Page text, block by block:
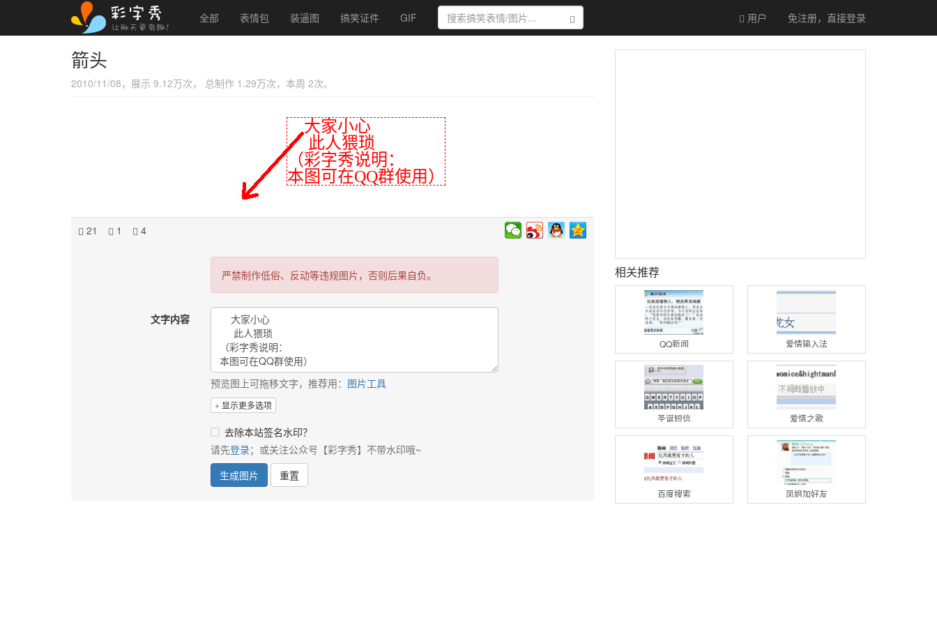
全部 表情包 装逼图 搞笑证件 GIF 搜索 用户 免注册，直接登录
箭头
2010/11/08，展示 9.12万次， 总制作 1.29万次，本周 2次。
21 1 4
严禁制作低俗、反动等违规图片，否则后果自负。
文字内容
预览图上可拖移文字，推荐用： 图片工具
显示更多选项
去除本站签名水印？
请先登录；或关注公众号【彩字秀】不带水印哦~
生成图片
重置
相关推荐
QQ新闻 爱情输入法
圣诞短信 爱情之歌
百度搜索 凤姐加好友
大家小心
此人猥琐
（彩字秀说明：
本图可在QQ群使用）